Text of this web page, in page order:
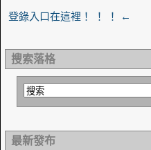
登錄入口在這裡！ ！ ！ ←
搜索落格
最新發布